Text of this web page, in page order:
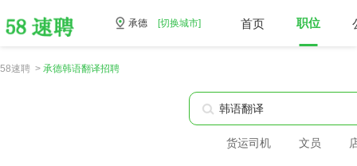
承德 [切换城市] 首页 职位
58速聘 > 承德韩语翻译招聘
货运司机 文员